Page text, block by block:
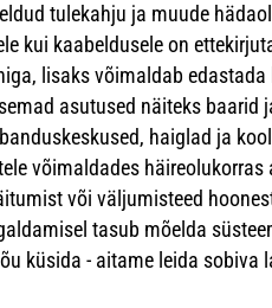
tulekahju ja muude
kui kaabeldusele on
lisaks võimaldab
asutused näiteks baarid
haiglad ja
võimaldades
või väljumisteed
tasub mõelda
küsida - aitame leida sobiva